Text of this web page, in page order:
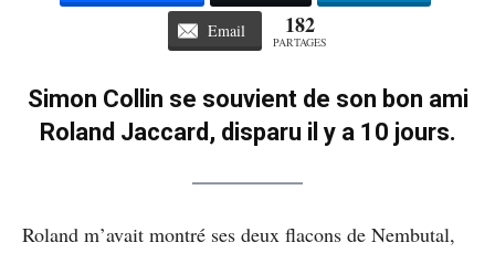
Email 182
PARTAGES
Simon Collin se souvient de son bon ami
Roland Jaccard, disparu il y a 10 jours.
Roland m’avait montré ses deux flacons de Nembutal,